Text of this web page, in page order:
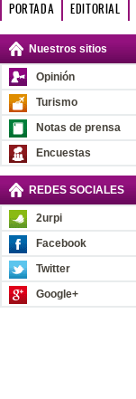
PORTADA EDITORIAL
Nuestros sitios
Opinión
Turismo
Notas de prensa
Encuestas
REDES SOCIALES
2urpi
Facebook
Twitter
Google+